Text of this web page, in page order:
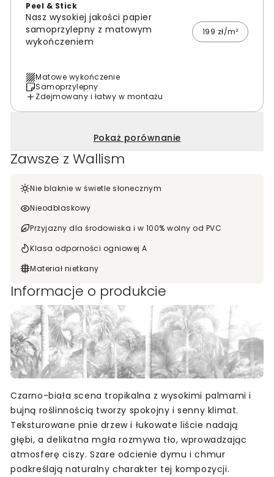
Peel & Stick
Nasz wysokiej jakości papier
samoprzylepny z matowym
wykończeniem
199 zł/m²
Matowe wykończenie
Samoprzylepny
Zdejmowany i łatwy w montażu
Pokaż porównanie
Zawsze z Wallism
Nie blaknie w świetle słonecznym
Nieodblaskowy
Przyjazny dla środowiska i w 100% wolny od PVC
Klasa odporności ogniowej A
Materiał nietkany
Informacje o produkcie
Czarno-biała scena tropikalna z wysokimi palmami i
bujną roślinnością tworzy spokojny i senny klimat.
Teksturowane pnie drzew i łukowate liście nadają
głębi, a delikatna mgła rozmywa tło, wprowadzając
atmosferę ciszy. Szare odcienie dymu i chmur
podkreślają naturalny charakter tej kompozycji.